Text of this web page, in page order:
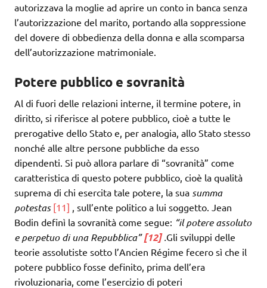
autorizzava la moglie ad aprire un conto in banca senza
l’autorizzazione del marito, portando alla soppressione
del dovere di obbedienza della donna e alla scomparsa
dell’autorizzazione matrimoniale.
Potere pubblico e sovranità
Al di fuori delle relazioni interne, il termine potere, in
diritto, si riferisce al potere pubblico, cioè a tutte le
prerogative dello Stato e, per analogia, allo Stato stesso
nonché alle altre persone pubbliche da esso
dipendenti. Si può allora parlare di “sovranità” come
caratteristica di questo potere pubblico, cioè la qualità
suprema di chi esercita tale potere, la sua summa
potestas [11] , sull’ente politico a lui soggetto. Jean
Bodin definì la sovranità come segue: “il potere assoluto
e perpetuo di una Repubblica”[12].Gli sviluppi delle
teorie assolutiste sotto l’Ancien Régime fecero sì che il
potere pubblico fosse definito, prima dell’era
rivoluzionaria, come l’esercizio di poteri